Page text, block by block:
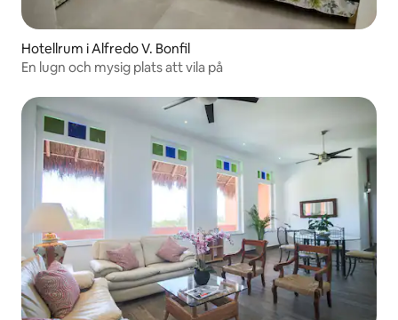
Hotellrum i Alfredo V. Bonfil
En lugn och mysig plats att vila på